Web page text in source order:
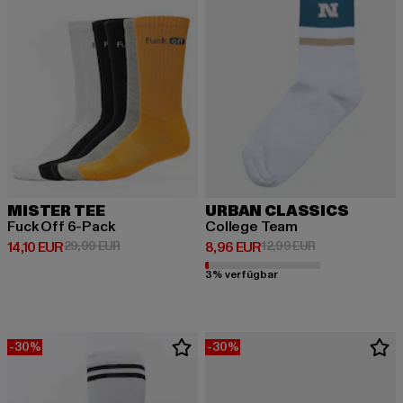
MISTER TEE
Fuck Off 6-Pack
14,10 EUR
Derzeitiger Preis: 14,10 EUR
29,99 EURAktionspreis: 29,99 EUR
URBAN CLASSICS
College Team
8,96 EUR
Derzeitiger Preis: 8,96 EUR
12,99 EURAktionspreis:
3% verfügbar
-30% -30%